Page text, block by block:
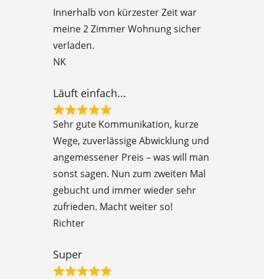
d
5
o
o
Innerhalb von kürzester Zeit war
meine 2 Zimmer Wohnung sicher
verladen.
NK
Läuft einfach...
R
d
5
t
o
Sehr gute Kommunikation, kurze
Wege, zuverlässige Abwicklung und
angemessener Preis – was will man
sonst sagen. Nun zum zweiten Mal
gebucht und immer wieder sehr
zufrieden. Macht weiter so!
Richter
Super